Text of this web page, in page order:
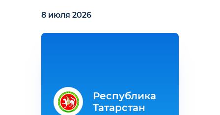
8 июля 2026
Республика
Татарстан